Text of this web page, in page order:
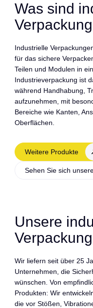
Was sind
Industrielle
für das sichere
Teilen und Modulen in
Industrieverpackung ist
während Handhabung,
aufzunehmen, mit
Bereiche wie Kanten,
Oberflächen.
Weitere Produkte
Sehen Sie sich
Unsere
Wir liefern seit über 25
Unternehmen, die
wünschen. Von
Produkten: Wir
die vor Stößen,